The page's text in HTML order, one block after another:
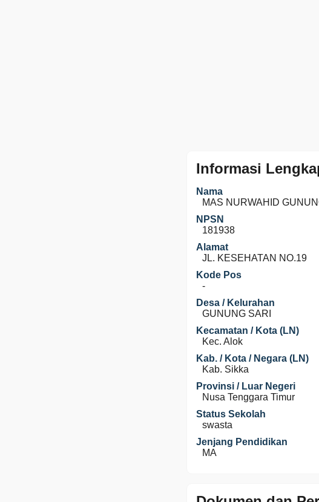
Informasi
Nama
MAS NURWAHID
NPSN
181938
Alamat
JL. KESEHATAN NO.19
Kode Pos
-
Desa / Kelurahan
GUNUNG SARI
Kecamatan / Kota (LN)
Kec. Alok
Kab. / Kota / Negara (LN)
Kab. Sikka
Provinsi / Luar Negeri
Nusa Tenggara Timur
Status Sekolah
swasta
Jenjang Pendidikan
MA